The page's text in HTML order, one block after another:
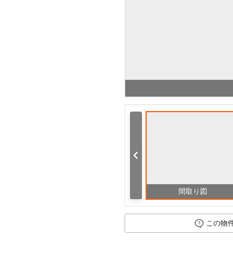
間取り図
この物